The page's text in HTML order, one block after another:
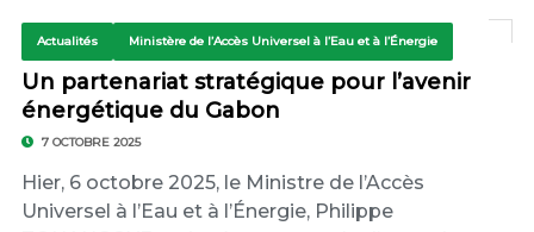
Actualités Ministère de l’Accès Universel à l’Eau et à l’Énergie
Un partenariat stratégique pour l’avenir
énergétique du Gabon
7 OCTOBRE 2025
Hier, 6 octobre 2025, le Ministre de l’Accès
Universel à l’Eau et à l’Énergie, Philippe